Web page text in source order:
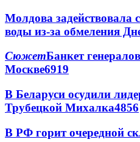
Молдова задействовала
воды из-за обмеления
СюжетБанкет
Москве6919
В Беларуси осудили
Трубецкой Михалка4856
В РФ горит очередной